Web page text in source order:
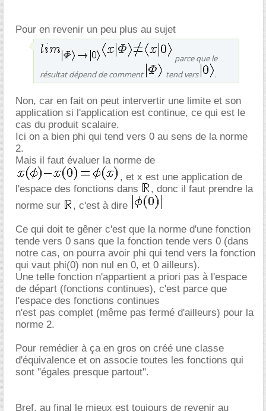
Pour en revenir un peu plus au sujet
parce que le
résultat dépend de comment
tend vers .
Non, car en fait on peut intervertir une limite et son
application si l'application est continue, ce qui est le
cas du produit scalaire.
Ici on a bien phi qui tend vers 0 au sens de la norme
2.
Mais il faut évaluer la norme de
, et x est une application de
l'espace des fonctions dans
, donc il faut prendre la
norme sur
, c'est à dire
Ce qui doit te gêner c'est que la norme d'une fonction
tende vers 0 sans que la fonction tende vers 0 (dans
notre cas, on pourra avoir phi qui tend vers la fonction
qui vaut phi(0) non nul en 0, et 0 ailleurs).
Une telle fonction n'appartient a priori pas à l'espace
de départ (fonctions continues), c'est parce que
l'espace des fonctions continues
n'est pas complet (même pas fermé d'ailleurs) pour la
norme 2.
Pour remédier à ça en gros on créé une classe
d'équivalence et on associe toutes les fonctions qui
sont "égales presque partout".
Bref, au final le mieux est toujours de revenir au